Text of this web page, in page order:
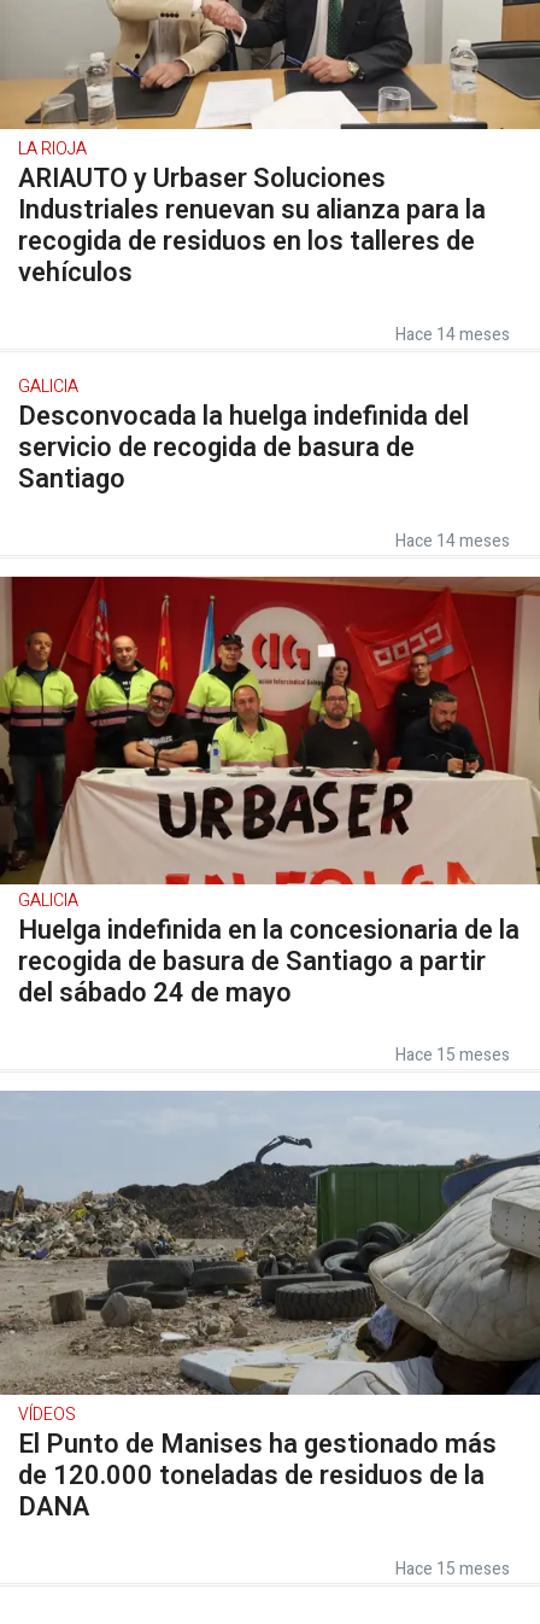
LA RIOJA
ARIAUTO y Urbaser Soluciones
Industriales renuevan su alianza para la
recogida de residuos en los talleres de
vehículos
Hace 14 meses
GALICIA
Desconvocada la huelga indefinida del
servicio de recogida de basura de
Santiago
Hace 14 meses
GALICIA
Huelga indefinida en la concesionaria de la
recogida de basura de Santiago a partir
del sábado 24 de mayo
Hace 15 meses
VÍDEOS
El Punto de Manises ha gestionado más
de 120.000 toneladas de residuos de la
DANA
Hace 15 meses